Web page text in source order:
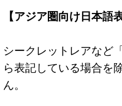
【アジア圏向け日本語
シークレットレアなど
ら表記している場合を
ん。